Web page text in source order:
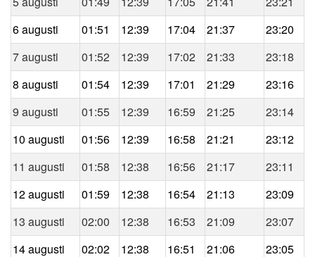
6 augusti
01:51 12:39 17:04 21:37
23:20
7 augusti
01:52 12:39 17:02 21:33
23:18
8 augusti
01:54 12:39 17:01 21:29
23:16
9 augusti
01:55 12:39 16:59 21:25
23:14
10 augusti
01:56 12:39 16:58 21:21
23:12
11 augusti
01:58 12:38 16:56 21:17
23:11
12 augusti
01:59 12:38 16:54 21:13
23:09
13 augusti
02:00 12:38 16:53 21:09
23:07
14 augusti
02:02 12:38 16:51 21:06 23:05